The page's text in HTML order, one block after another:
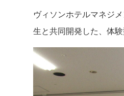
ヴィソンホテルマネジ
生と共同開発した、体